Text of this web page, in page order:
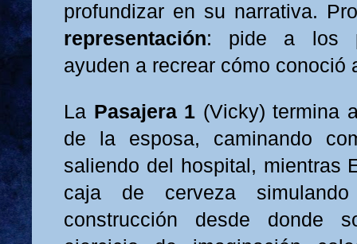
profundizar en su narrativa.
representación: pide a los
ayuden a recrear cómo conoció
La Pasajera 1 (Vicky) termina
de la esposa, caminando
saliendo del hospital, mientras
caja de cerveza
construcción desde donde